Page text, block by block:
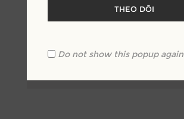
THEO DÕI
Do not show this popup again